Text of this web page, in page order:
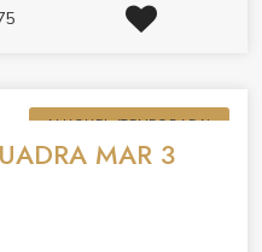
ALUGUEL (TEMPORADA)
MAR 3